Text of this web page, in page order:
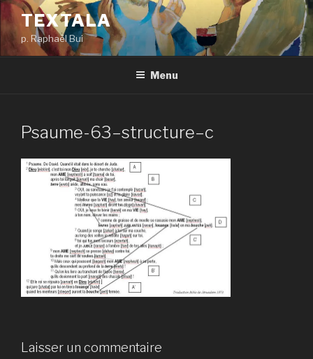
Aller
au
contenu
principal
TEXTALA
p. Raphaël Bui
Menu
Psaume-63–structure–c
Laisser un commentaire